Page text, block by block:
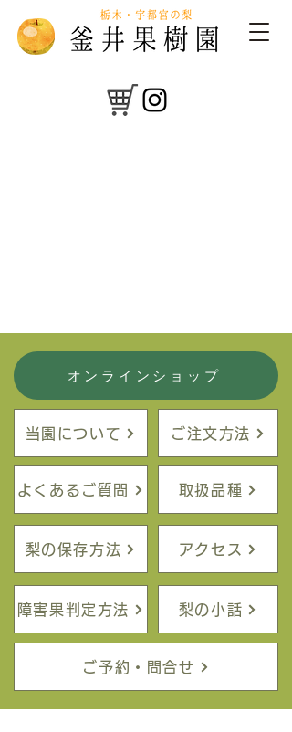
オンラインショップ
当園について ご注文方法
よくあるご質問 取扱品種
梨の保存方法 アクセス
障害果判定方法 梨の小話
ご予約・問合せ